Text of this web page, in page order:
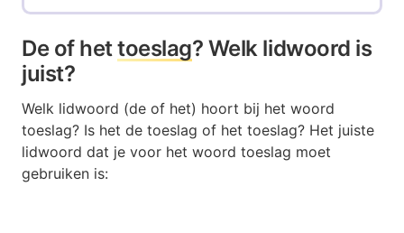
De of hettoeslag? Welk lidwoord is
juist?
Welk lidwoord (de of het) hoort bij het woord
toeslag? Is het de toeslag of het toeslag? Het juiste
lidwoord dat je voor het woord toeslag moet
gebruiken is: